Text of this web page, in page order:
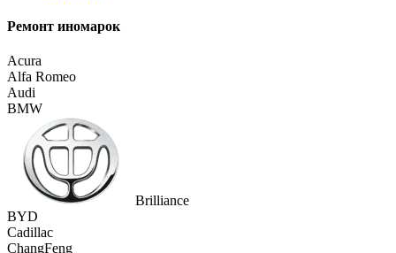
Ремонт иномарок
Acura
Alfa Romeo
Audi
BMW
Brilliance
BYD
Cadillac
ChangFeng